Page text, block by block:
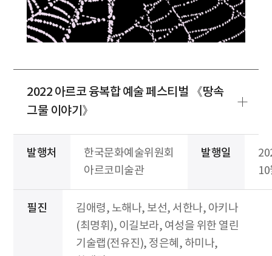
2022 아르코 융복합 예술 페스티벌 《땅속
그물 이야기》
발행처
한국문화예술위원회
아르코미술관
발행일
필진
김애령, 노해나, 보선, 서한나, 아키나
(최명휘), 이길보라, 여성을 위한 열린
기술랩(전유진), 정은혜, 하미나,